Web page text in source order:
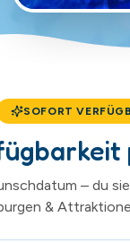
SOFORT
– du
&